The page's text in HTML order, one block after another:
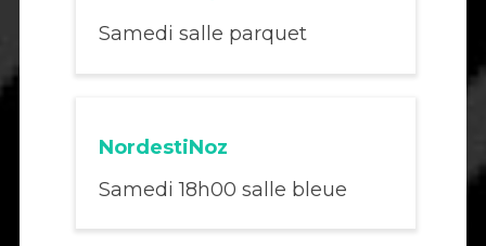
Samedi salle parquet
NordestiNoz
Samedi 18h00 salle bleue